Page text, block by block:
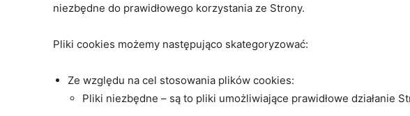
niezbędne do prawidłowego korzystania ze Strony.
Pliki cookies możemy następująco skategoryzować:
Ze względu na cel stosowania plików cookies:
Pliki niezbędne – są to pliki umożliwiające prawidłowe działanie